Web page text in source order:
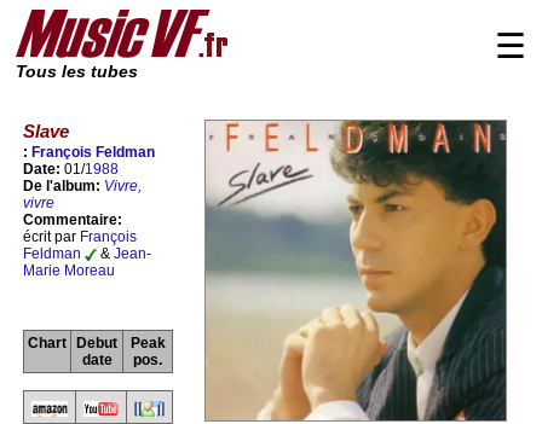
Tous les tubes
☰
Slave
: François Feldman
Date: 01/1988
De l'album: Vivre,
vivre
Commentaire:
écrit par François
Feldman
& Jean-
Marie Moreau
Chart
Debut
date
Peak
pos.